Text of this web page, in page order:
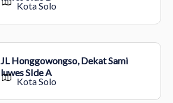
Kota Solo
JL Honggowongso, Dekat Sami
luwes SIde A
Kota Solo